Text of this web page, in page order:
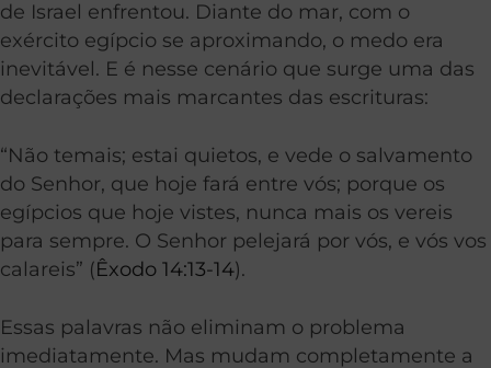
de Israel enfrentou. Diante do mar, com o
exército egípcio se aproximando, o medo era
inevitável. E é nesse cenário que surge uma das
declarações mais marcantes das escrituras:
“Não temais; estai quietos, e vede o salvamento
do Senhor, que hoje fará entre vós; porque os
egípcios que hoje vistes, nunca mais os vereis
para sempre. O Senhor pelejará por vós, e vós vos
calareis” (Êxodo 14:13-14).
Essas palavras não eliminam o problema
imediatamente. Mas mudam completamente a